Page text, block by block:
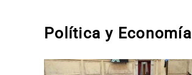
Política y Economía